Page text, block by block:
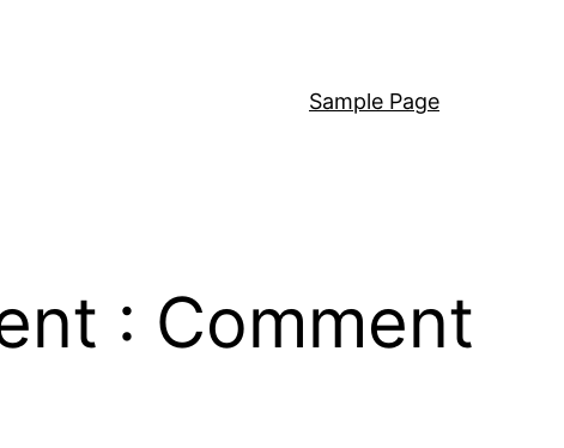
Sample Page
: Comment